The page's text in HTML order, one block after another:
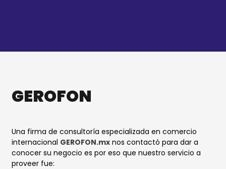
GEROFON
Una firma de consultoría especializada en comercio
internacional GEROFON.mxnos contactó para dar a
conocer su negocio es por eso que nuestro servicio a
proveer fue: